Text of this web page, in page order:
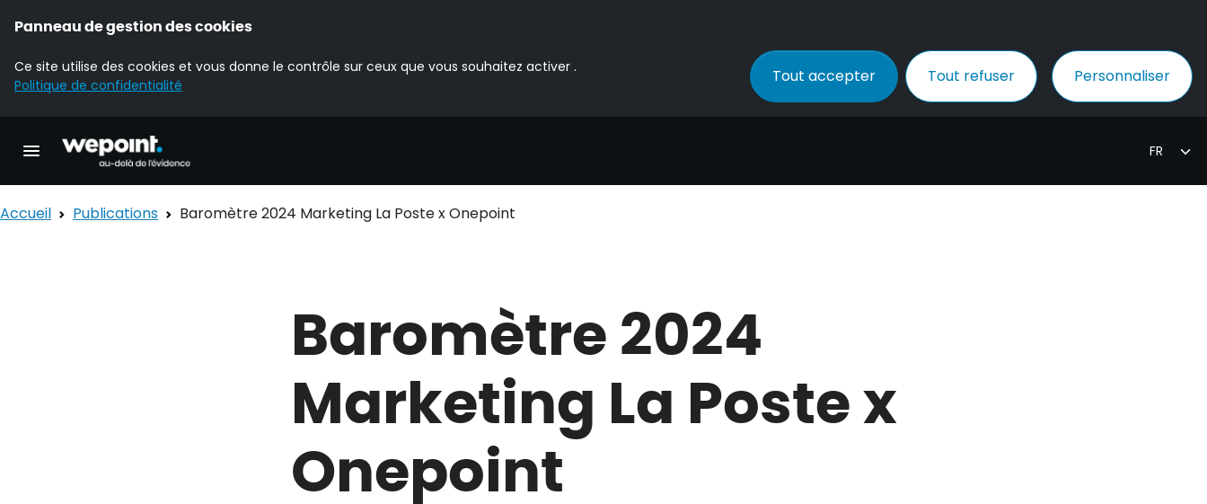
Panneau de gestion des cookies
Ce site utilise des cookies et vous donne le contrôle sur ceux que vous souhaitez activer .
Politique de confidentialité
Tout accepter Tout refuser Personnaliser
Ouvrir la navigation principale
Accueil Publications Baromètre 2024 Marketing La Poste x Onepoint
Baromètre 2024
Marketing La Poste x
Onepoint